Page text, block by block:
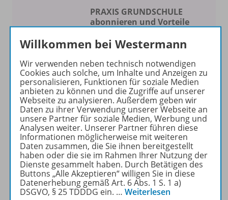
PRAXIS GRUNDSCHULE
abonnieren und Vorteile
Spaß am Unterrichten
Die Zeitschrift erscheint als
Print- und als digitale Version.
Beiträge und Materialien
können im Online-Archiv von
PRAXIS GRUNDSCHULE
kostenlos recherchiert und
heruntergeladen werden (nur
für Privatpersonen).
Jetzt kostengünstig
Probelesen oder gleich zum
Vorteilspreis abonnieren!
Willkommen bei Westermann
Wir verwenden neben technisch notwendigen
Cookies auch solche, um Inhalte und Anzeigen zu
personalisieren, Funktionen für soziale Medien
anbieten zu können und die Zugriffe auf unserer
Webseite zu analysieren. Außerdem geben wir
Daten zu ihrer Verwendung unserer Webseite an
unsere Partner für soziale Medien, Werbung und
Analysen weiter. Unserer Partner führen diese
Informationen möglicherweise mit weiteren
Daten zusammen, die Sie ihnen bereitgestellt
haben oder die sie im Rahmen Ihrer Nutzung der
Dienste gesammelt haben. Durch Betätigen des
Buttons „Alle Akzeptieren“ willigen Sie in diese
Datenerhebung gemäß Art. 6 Abs. 1 S. 1 a)
DSGVO, § 25 TDDDG ein. … Weiterlesen